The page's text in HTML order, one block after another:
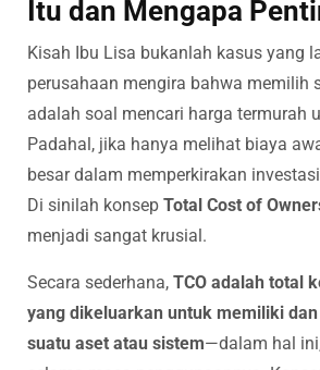
Itu dan Mengapa
Kisah Ibu Lisa bukanlah kasus yang
perusahaan mengira bahwa memilih
adalah soal mencari harga termurah
Padahal, jika hanya melihat biaya
besar dalam memperkirakan
Di sinilah konsep Total Cost of
menjadi sangat krusial.
Secara sederhana, TCO adalah total
yang dikeluarkan untuk memiliki
suatu aset atau sistem—dalam hal